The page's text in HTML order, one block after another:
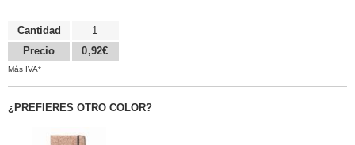
Cantidad
Precio
1
0,92€
Más IVA*
¿PREFIERES OTRO COLOR?